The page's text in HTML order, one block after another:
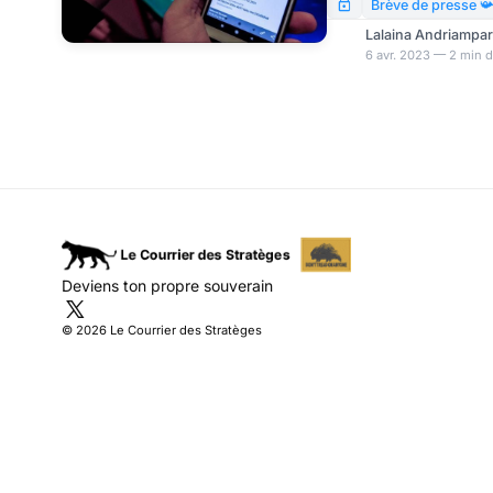
au « QR supporter » :
numérique qui, dès
Brève de presse 📯
Lalaina
6 avr. 2023 — 2 min
Deviens ton propre souverain
© 2026 Le Courrier des Stratèges